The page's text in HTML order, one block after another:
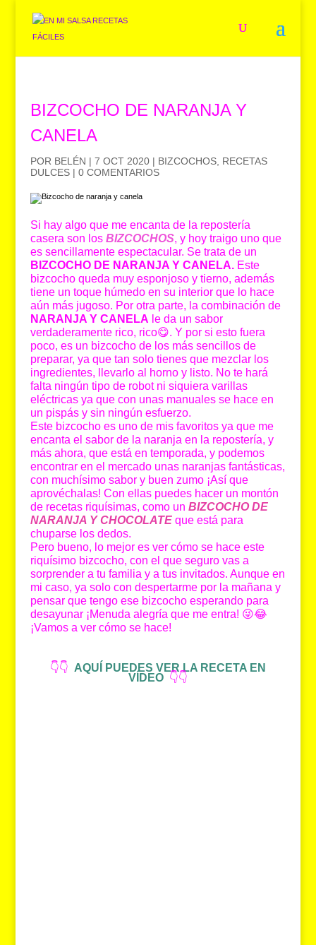
BIZCOCHO DE NARANJA Y
CANELA
POR BELÉN | 7 OCT 2020| BIZCOCHOS, RECETAS
DULCES| 0 COMENTARIOS
Si hay algo que me encanta de la repostería
casera son los BIZCOCHOS, y hoy traigo uno que
es sencillamente espectacular. Se trata de un
BIZCOCHO DE NARANJA Y CANELA. Este
bizcocho queda muy esponjoso y tierno, además
tiene un toque húmedo en su interior que lo hace
aún más jugoso. Por otra parte, la combinación de
NARANJA Y CANELA le da un sabor
verdaderamente rico, rico😋. Y por si esto fuera
poco, es un bizcocho de los más sencillos de
preparar, ya que tan solo tienes que mezclar los
ingredientes, llevarlo al horno y listo. No te hará
falta ningún tipo de robot ni siquiera varillas
eléctricas ya que con unas manuales se hace en
un pispás y sin ningún esfuerzo.
Este bizcocho es uno de mis favoritos ya que me
encanta el sabor de la naranja en la repostería, y
más ahora, que está en temporada, y podemos
encontrar en el mercado unas naranjas fantásticas,
con muchísimo sabor y buen zumo ¡Así que
aprovéchalas! Con ellas puedes hacer un montón
de recetas riquísimas, como un BIZCOCHO DE
NARANJA Y CHOCOLATEque está para
chuparse los dedos.
Pero bueno, lo mejor es ver cómo se hace este
riquísimo bizcocho, con el que seguro vas a
sorprender a tu familia y a tus invitados. Aunque en
mi caso, ya solo con despertarme por la mañana y
pensar que tengo ese bizcocho esperando para
desayunar ¡Menuda alegría que me entra! 😜😂
¡Vamos a ver cómo se hace!
👇👇 AQUÍ PUEDES VER LA RECETA EN
VÍDEO 👇👇